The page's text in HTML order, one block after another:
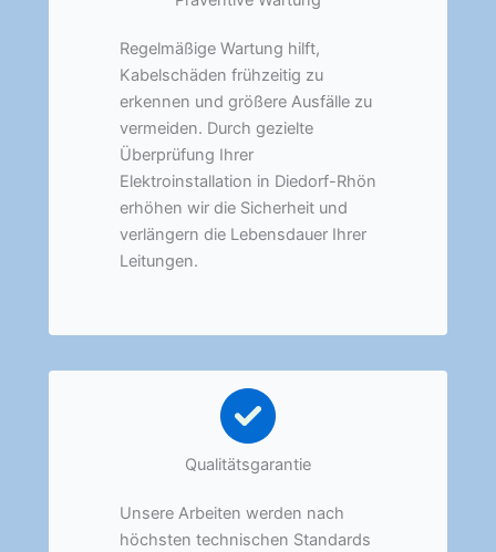
Regelmäßige Wartung hilft,
Kabelschäden frühzeitig zu
erkennen und größere Ausfälle zu
vermeiden. Durch gezielte
Überprüfung Ihrer
Elektroinstallation in Diedorf-Rhön
erhöhen wir die Sicherheit und
verlängern die Lebensdauer Ihrer
Leitungen.
Qualitätsgarantie
Unsere Arbeiten werden nach
höchsten technischen Standards